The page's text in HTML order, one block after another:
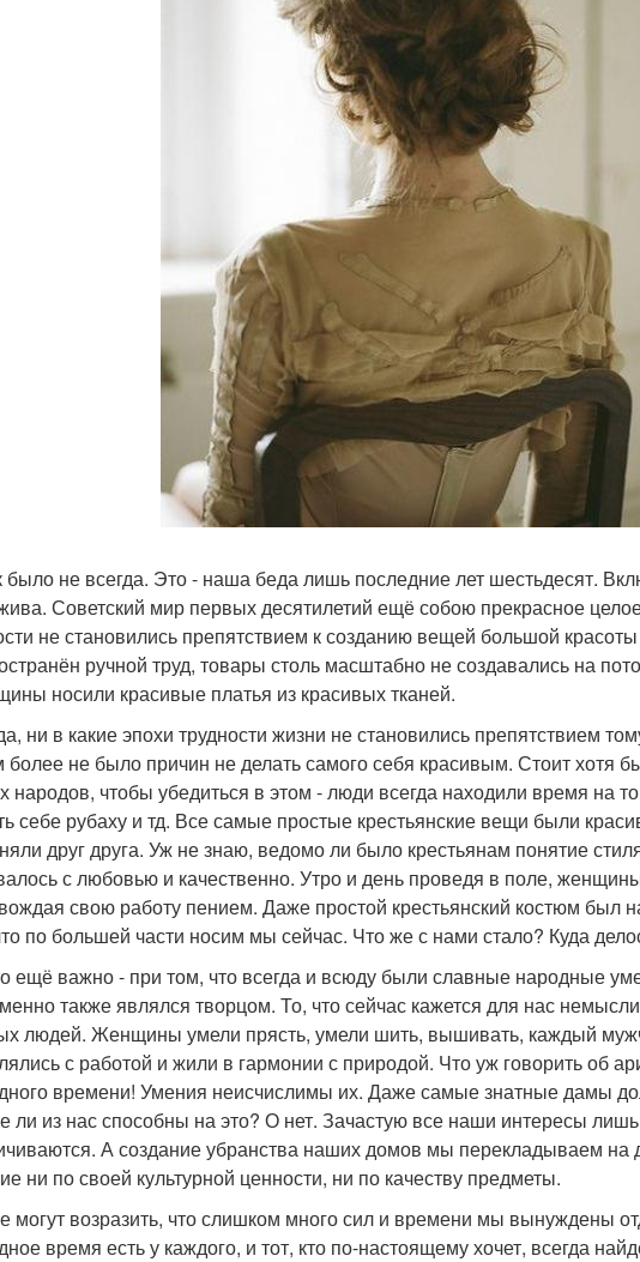
было не всегда. Это - наша беда лишь последние лет шестьдесят.
Советский мир первых десятилетий ещё собою прекрасное
не становились препятствием к созданию вещей большой
ручной труд, товары столь масштабно не создавались на
носили красивые платья из красивых тканей.
ни в какие эпохи трудности жизни не становились препятствием
более не было причин не делать самого себя красивым. Стоит хотя
народов, чтобы убедиться в этом - люди всегда находили время на
себе рубаху и тд. Все самые простые крестьянские вещи были
друг друга. Уж не знаю, ведомо ли было крестьянам понятие
с любовью и качественно. Утро и день проведя в поле,
свою работу пением. Даже простой крестьянский костюм был
по большей части носим мы сейчас. Что же с нами стало? Куда
ещё важно - при том, что всегда и всюду были славные народные
также являлся творцом. То, что сейчас кажется для нас
людей. Женщины умели прясть, умели шить, вышивать, каждый
с работой и жили в гармонии с природой. Что уж говорить об
времени! Умения неисчислимы их. Даже самые знатные дамы
ли из нас способны на это? О нет. Зачастую все наши интересы
А создание убранства наших домов мы перекладываем на
ни по своей культурной ценности, ни по качеству предметы.
могут возразить, что слишком много сил и времени мы вынуждены
время есть у каждого, и тот, кто по-настоящему хочет, всегда